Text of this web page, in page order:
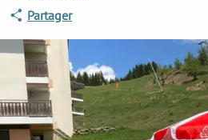
Partager